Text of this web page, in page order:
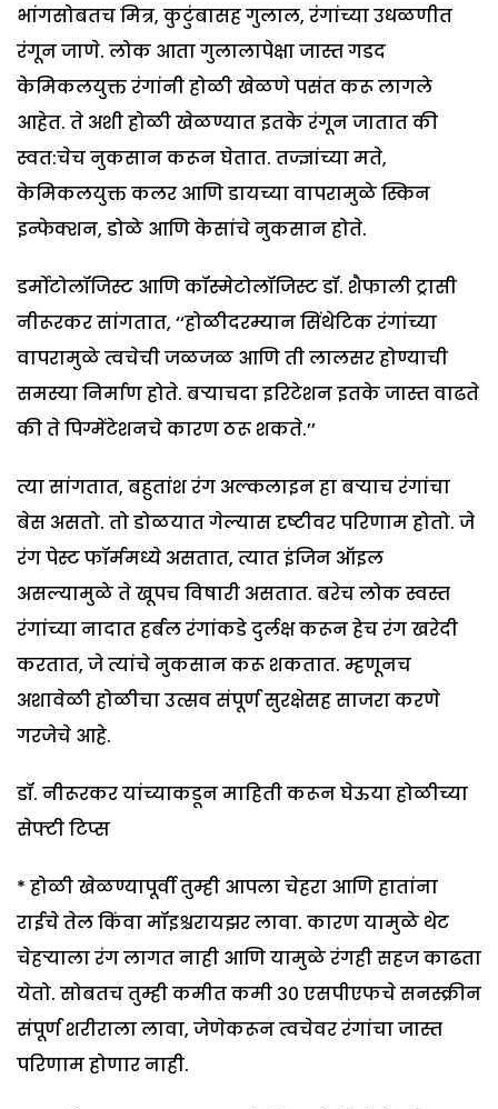
भांगसोबतच मित्र, कुटुंबासह गुलाल, रंगांच्या उधळणीत
रंगून जाणे. लोक आता गुलालापेक्षा जास्त गडद
केमिकलयुक्त रंगांनी होळी खेळणे पसंत करू लागले
आहेत. ते अशी होळी खेळण्यात इतके रंगून जातात की
स्वत:चेच नुकसान करून घेतात. तज्ज्ञांच्या मते,
केमिकलयुक्त कलर आणि डायच्या वापरामुळे स्किन
इन्फेक्शन, डोळे आणि केसांचे नुकसान होते.
डर्मोटोलॉजिस्ट आणि कॉस्मेटोलॉजिस्ट डॉ. शैफाली ट्रासी
नीरूरकर सांगतात, ‘‘होळीदरम्यान सिंथेटिक रंगांच्या
वापरामुळे त्वचेची जळजळ आणि ती लालसर होण्याची
समस्या निर्माण होते. बऱ्याचदा इरिटेशन इतके जास्त वाढते
की ते पिग्मेंटेशनचे कारण ठरू शकते.’’
त्या सांगतात, बहुतांश रंग अल्कलाइन हा बऱ्याच रंगांचा
बेस असतो. तो डोळयात गेल्यास दृष्टीवर परिणाम होतो. जे
रंग पेस्ट फॉर्ममध्ये असतात, त्यात इंजिन ऑइल
असल्यामुळे ते खूपच विषारी असतात. बरेच लोक स्वस्त
रंगांच्या नादात हर्बल रंगांकडे दुर्लक्ष करून हेच रंग खरेदी
करतात, जे त्यांचे नुकसान करू शकतात. म्हणूनच
अशावेळी होळीचा उत्सव संपूर्ण सुरक्षेसह साजरा करणे
गरजेचे आहे.
डॉ. नीरूरकर यांच्याकडून माहिती करून घेऊया होळीच्या
सेफ्टी टिप्स
* होळी खेळण्यापूर्वी तुम्ही आपला चेहरा आणि हातांना
राईचे तेल किंवा मॉइश्चरायझर लावा. कारण यामुळे थेट
चेहऱ्याला रंग लागत नाही आणि यामुळे रंगही सहज काढता
येतो. सोबतच तुम्ही कमीत कमी ३० एसपीएफचे सनस्क्रीन
संपूर्ण शरीराला लावा, जेणेकरून त्वचेवर रंगांचा जास्त
परिणाम होणार नाही.